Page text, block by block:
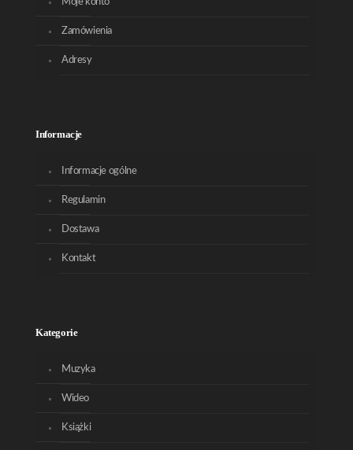
Zamówienia
Adresy
Informacje
Informacje ogólne
Regulamin
Dostawa
Kontakt
Kategorie
Muzyka
Wideo
Książki